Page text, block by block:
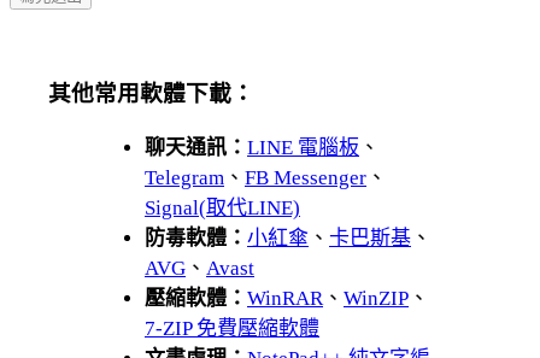
其他常用軟體下載：
聊天通訊： LINE 電腦板 、
Telegram 、 FB Messenger 、
Signal(取代LINE)
防毒軟體： 小紅傘 、 卡巴斯基 、
AVG 、 Avast
壓縮軟體： WinRAR 、 WinZIP 、
7-ZIP 免費壓縮軟體